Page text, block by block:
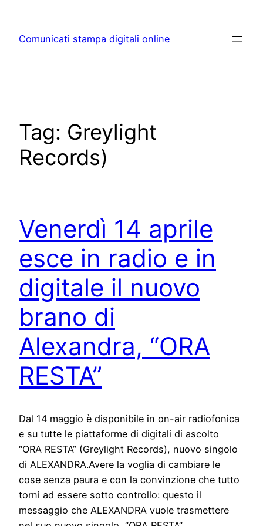
content
Comunicati stampa digitali online
Tag: Greylight
Records)
Venerdì 14 aprile
esce in radio e in
digitale il nuovo
brano di
Alexandra, “ORA
RESTA”
Dal 14 maggio è disponibile in on-air radiofonica
e su tutte le piattaforme di digitali di ascolto
“ORA RESTA” (Greylight Records), nuovo singolo
di ALEXANDRA.Avere la voglia di cambiare le
cose senza paura e con la convinzione che tutto
torni ad essere sotto controllo: questo il
messaggio che ALEXANDRA vuole trasmettere